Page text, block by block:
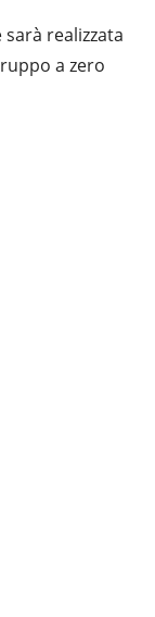
realizzata
a zero